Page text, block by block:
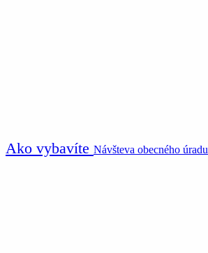
Ako vybavíte Návšteva obecného úradu